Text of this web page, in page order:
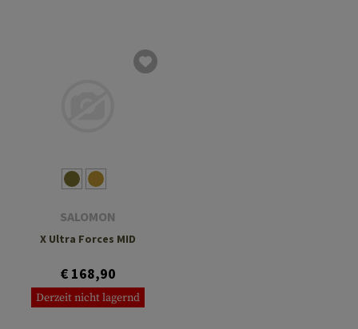
SALOMON
X Ultra Forces MID
€ 168,90
Derzeit nicht lagernd